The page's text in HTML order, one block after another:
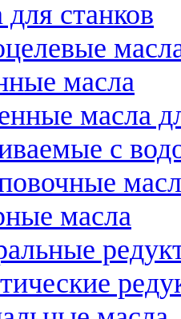
станков
масла
масла
с
масла